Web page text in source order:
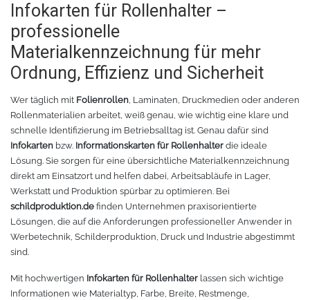
Oracal metallisierte Folien
Oralite 5700
Oracal 6510
Oracal 7510
Oracal 8300
Oracal 8500
Oralux 9300
Ersatzteile
Transferpressen
Schneidleisten
Schneidewerkzeuge und -matten
Messer
Messerklingen
Schere
B&C Collektion
Stormtech
James & Nicholson
Infokarten für Rollenhalter –
professionelle
Materialkennzeichnung für mehr
Ordnung, Effizienz und Sicherheit
Wer täglich mit Folienrollen, Laminaten, Druckmedien oder anderen
Rollenmaterialien arbeitet, weiß genau, wie wichtig eine klare und
schnelle Identifizierung im Betriebsalltag ist. Genau dafür sind
Infokarten bzw. Informationskarten für Rollenhalter die ideale
Lösung. Sie sorgen für eine übersichtliche Materialkennzeichnung
direkt am Einsatzort und helfen dabei, Arbeitsabläufe in Lager,
Werkstatt und Produktion spürbar zu optimieren. Bei
schildproduktion.de finden Unternehmen praxisorientierte
Lösungen, die auf die Anforderungen professioneller Anwender in
Werbetechnik, Schilderproduktion, Druck und Industrie abgestimmt
sind.
Mit hochwertigen Infokarten für Rollenhalter lassen sich wichtige
Informationen wie Materialtyp, Farbe, Breite, Restmenge,